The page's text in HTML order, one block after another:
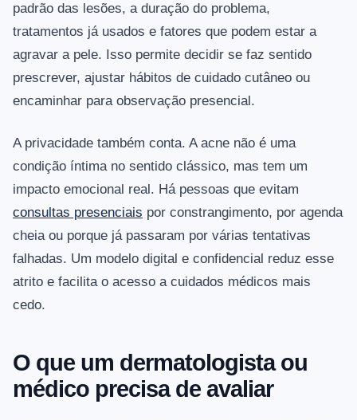
padrão das lesões, a duração do problema,
tratamentos já usados e fatores que podem estar a
agravar a pele. Isso permite decidir se faz sentido
prescrever, ajustar hábitos de cuidado cutâneo ou
encaminhar para observação presencial.
A privacidade também conta. A acne não é uma
condição íntima no sentido clássico, mas tem um
impacto emocional real. Há pessoas que evitam
consultas presenciais por constrangimento, por agenda
cheia ou porque já passaram por várias tentativas
falhadas. Um modelo digital e confidencial reduz esse
atrito e facilita o acesso a cuidados médicos mais
cedo.
O que um dermatologista ou
médico precisa de avaliar